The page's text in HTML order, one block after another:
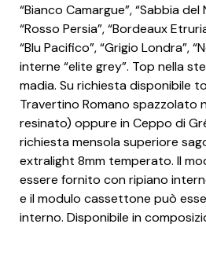
“Bianco Camargue”, “Sabbia del
“Rosso Persia”, “Bordeaux
“Blu Pacifico”, “Grigio Londra”,
interne “elite grey”. Top nella
madia. Su richiesta disponibile
Travertino Romano spazzolato
resinato) oppure in Ceppo di
richiesta mensola superiore
extralight 8mm temperato. Il
essere fornito con ripiano
e il modulo cassettone può
interno. Disponibile in